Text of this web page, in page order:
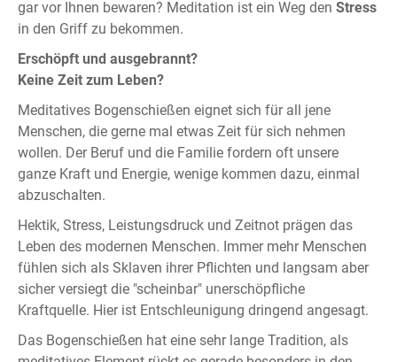
gar vor Ihnen bewaren? Meditation ist ein Weg den Stress
in den Griff zu bekommen.
Erschöpft und ausgebrannt?
Keine Zeit zum Leben?
Meditatives Bogenschießen eignet sich für all jene
Menschen, die gerne mal etwas Zeit für sich nehmen
wollen. Der Beruf und die Familie fordern oft unsere
ganze Kraft und Energie, wenige kommen dazu, einmal
abzuschalten.
Hektik, Stress, Leistungsdruck und Zeitnot prägen das
Leben des modernen Menschen. Immer mehr Menschen
fühlen sich als Sklaven ihrer Pflichten und langsam aber
sicher versiegt die "scheinbar" unerschöpfliche
Kraftquelle. Hier ist Entschleunigung dringend angesagt.
Das Bogenschießen hat eine sehr lange Tradition, als